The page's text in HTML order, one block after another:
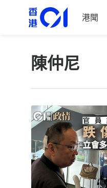
港聞
陳仲尼